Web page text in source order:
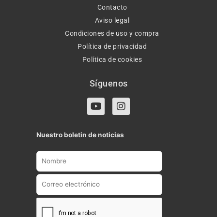
Contacto
Aviso legal
Condiciones de uso y compra
Política de privacidad
Política de cookies
Síguenos
Y
o
t
u
b
I
n
t
a
g
a
Nuestro boletin de noticias